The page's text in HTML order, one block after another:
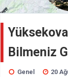
Bilmeniz
Genel 20